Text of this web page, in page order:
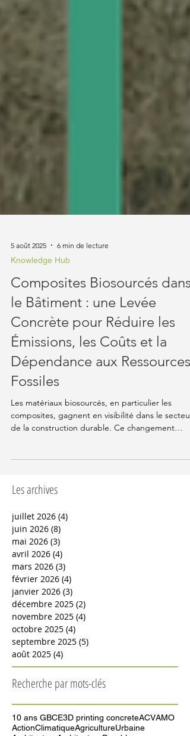
Knowledge Hub
Composites Biosourcés dans
le Bâtiment : une Levée
Concrète pour Réduire les
Émissions, les Coûts et la
Dépendance aux Ressources
Fossiles
Les matériaux biosourcés, en particulier les
capacité à répondre à des exigences
concrètes.
Les archives
juillet 2026 (4)
juin 2026 (8)8 posts
mai 2026 (3)3 posts
avril 2026 (4)4 posts
mars 2026 (3)3 posts
février 2026 (4)4 posts
janvier 2026 (3)3 posts
décembre 2025
novembre 2025 (4)4 posts
octobre 2025
septembre 2025 (5)5 posts
août 2025
4 posts
Recherche par mots-clés